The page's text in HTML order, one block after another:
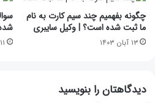
چگونه بفهمیم چند سیم کارت به نام
ما ثبت شده است؟ | وکیل سایبری
۱۳ آبان ۱۴۰۳ ۱۱ شهریور ۱۴۰۴
دیدگاهتان را بنویسید